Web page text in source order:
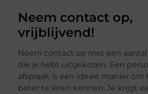
Neem contact op,
vrijblijvend!
Neem contact op met een aantal
die je hebt uitgekozen. Een
afspraak is een ideale manier
beter te leren kennen. Je krijgt